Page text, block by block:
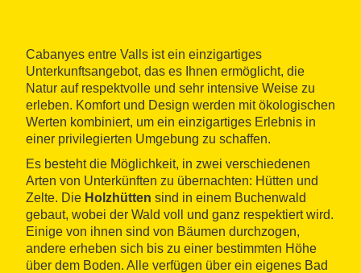
Cabanyes entre Valls ist ein einzigartiges
Unterkunftsangebot, das es Ihnen ermöglicht, die
Natur auf respektvolle und sehr intensive Weise zu
erleben. Komfort und Design werden mit ökologischen
Werten kombiniert, um ein einzigartiges Erlebnis in
einer privilegierten Umgebung zu schaffen.
Es besteht die Möglichkeit, in zwei verschiedenen
Arten von Unterkünften zu übernachten: Hütten und
Zelte. Die Holzhütten sind in einem Buchenwald
gebaut, wobei der Wald voll und ganz respektiert wird.
Einige von ihnen sind von Bäumen durchzogen,
andere erheben sich bis zu einer bestimmten Höhe
über dem Boden. Alle verfügen über ein eigenes Bad